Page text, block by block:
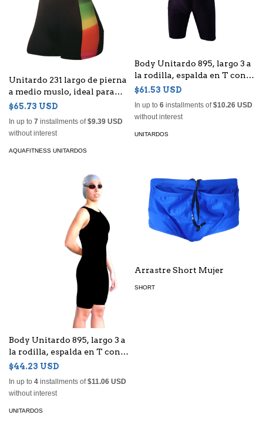
Unitardo 231 largo de pierna
a medio muslo, ideal para
realizar ejercicios acuáticos
$65.73 USD
In up to 7 installments of$9.39 USD
without interest
AQUAFITNESS UNITARDOS
Body Unitardo 895, largo 3 a
la rodilla, espalda en T con
cierre para Mujer, tela
$61.53 USD
In up to 6 installments of$10.26 USD
without interest
UNITARDOS
Body Unitardo 895, largo 3 a
la rodilla, espalda en T con
cierre para Niña en Anticlor
$44.23 USD
In up to 4 installments of$11.06 USD
without interest
UNITARDOS
Arrastre Short Mujer
SHORT